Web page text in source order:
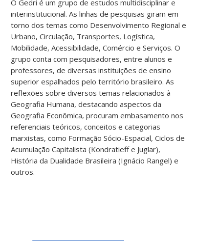
O Gedri é um grupo de estudos multidisciplinar e
interinstitucional. As linhas de pesquisas giram em
torno dos temas como Desenvolvimento Regional e
Urbano, Circulação, Transportes, Logística,
Mobilidade, Acessibilidade, Comércio e Serviços. O
grupo conta com pesquisadores, entre alunos e
professores, de diversas instituições de ensino
superior espalhados pelo território brasileiro. As
reflexões sobre diversos temas relacionados à
Geografia Humana, destacando aspectos da
Geografia Econômica, procuram embasamento nos
referenciais teóricos, conceitos e categorias
marxistas, como Formação Sócio-Espacial, Ciclos de
Acumulação Capitalista (Kondratieff e Juglar),
História da Dualidade Brasileira (Ignácio Rangel) e
outros.